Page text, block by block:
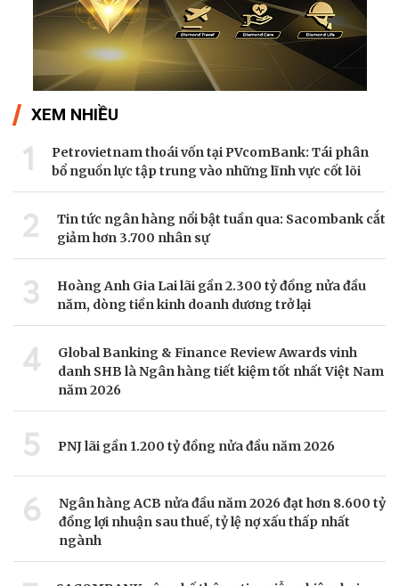
XEM NHIỀU
1
Petrovietnam thoái vốn tại PVcomBank: Tái phân
bổ nguồn lực tập trung vào những lĩnh vực cốt lõi
2
Tin tức ngân hàng nổi bật tuần qua: Sacombank cắt
giảm hơn 3.700 nhân sự
3
Hoàng Anh Gia Lai lãi gần 2.300 tỷ đồng nửa đầu
năm, dòng tiền kinh doanh dương trở lại
4
Global Banking & Finance Review Awards vinh
danh SHB là Ngân hàng tiết kiệm tốt nhất Việt Nam
năm 2026
5 PNJ lãi gần 1.200 tỷ đồng nửa đầu năm 2026
6
Ngân hàng ACB nửa đầu năm 2026 đạt hơn 8.600 tỷ
đồng lợi nhuận sau thuế, tỷ lệ nợ xấu thấp nhất
ngành